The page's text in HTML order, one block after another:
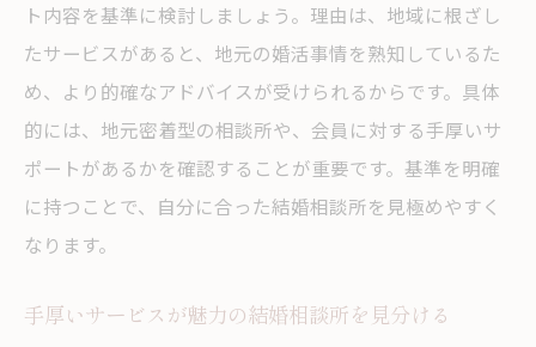
ト内容を基準に検討しましょう。理由は、地域に根ざし
たサービスがあると、地元の婚活事情を熟知しているた
め、より的確なアドバイスが受けられるからです。具体
的には、地元密着型の相談所や、会員に対する手厚いサ
ポートがあるかを確認することが重要です。基準を明確
に持つことで、自分に合った結婚相談所を見極めやすく
なります。
手厚いサービスが魅力の結婚相談所を見分ける